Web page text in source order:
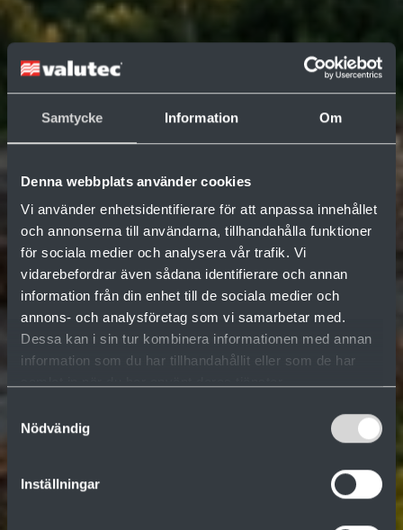
Samtycke Information Om
Denna webbplats använder cookies
Vi använder enhetsidentifierare för att anpassa innehållet
och annonserna till användarna, tillhandahålla funktioner
för sociala medier och analysera vår trafik. Vi
vidarebefordrar även sådana identifierare och annan
information från din enhet till de sociala medier och
annons- och analysföretag som vi samarbetar med.
Dessa kan i sin tur kombinera informationen med annan
information som du har tillhandahållit eller som de har
Nödvändig
Inställningar